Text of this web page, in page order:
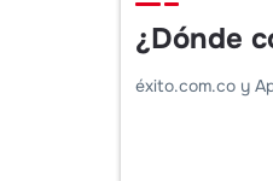
¿Dónde
éxito.com.co y